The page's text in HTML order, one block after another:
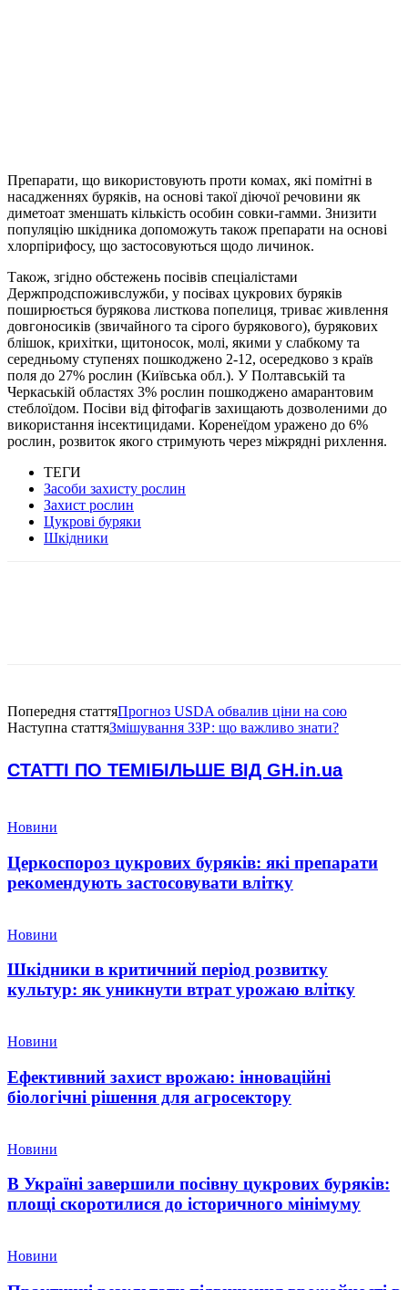
Препарати, що використовують проти комах, які помітні в
насадженнях буряків, на основі такої діючої речовини як
диметоат зменшать кількість особин совки-гамми. Знизити
популяцію шкідника допоможуть також препарати на основі
хлорпірифосу, що застосовуються щодо личинок.
Також, згідно обстежень посівів спеціалістами
Держпродспоживслужби, у посівах цукрових буряків
поширюється бурякова листкова попелиця, триває живлення
довгоносиків (звичайного та сірого бурякового), бурякових
блішок, крихітки, щитоносок, молі, якими у слабкому та
середньому ступенях пошкоджено 2-12, осередково з країв
поля до 27% рослин (Київська обл.). У Полтавській та
Черкаській областях 3% рослин пошкоджено амарантовим
стеблоїдом. Посіви від фітофагів захищають дозволеними до
використання інсектицидами. Коренеїдом уражено до 6%
рослин, розвиток якого стримують через міжрядні рихлення.
ТЕГИ
Засоби захисту рослин
Захист рослин
Цукрові буряки
Шкідники
Попередня статтяПрогноз USDA обвалив ціни на сою
Наступна статтяЗмішування ЗЗР: що важливо знати?
СТАТТІ ПО ТЕМІБІЛЬШЕ ВІД GH.in.ua
Новини
Церкоспороз цукрових буряків: які препарати
рекомендують застосовувати влітку
Новини
Шкідники в критичний період розвитку
культур: як уникнути втрат урожаю влітку
Новини
Ефективний захист врожаю: інноваційні
біологічні рішення для агросектору
Новини
В Україні завершили посівну цукрових буряків:
площі скоротилися до історичного мінімуму
Новини